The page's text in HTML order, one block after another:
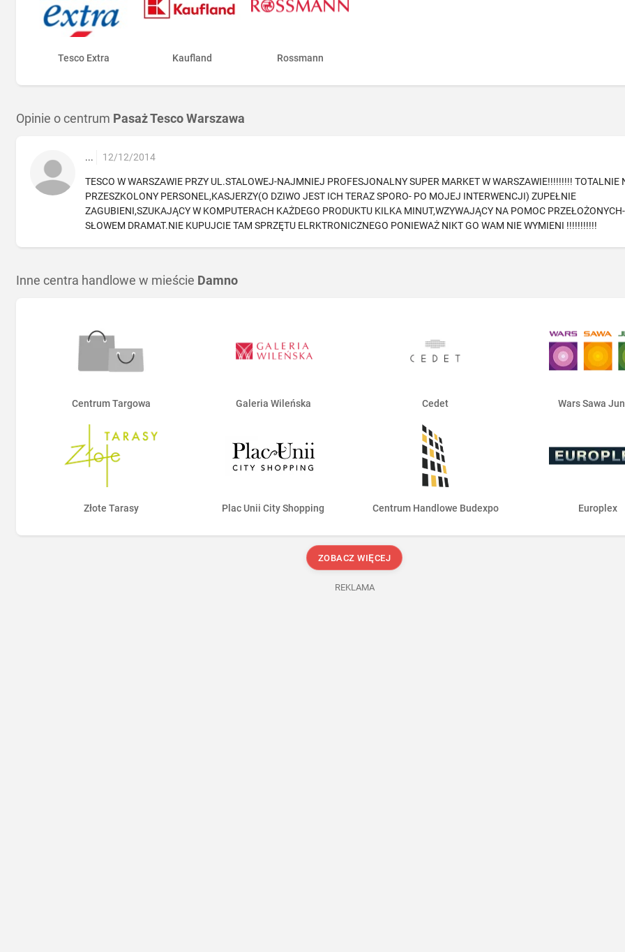
Tesco Extra Kaufland Rossmann
Opinie o centrum Pasaż Tesco Warszawa
... 12/12/2014
TESCO W WARSZAWIE PRZY UL.STALOWEJ-NAJMNIEJ PROFESJONALNY SUPER MARKET W WARSZAWIE!!!!!!!!! TOTALNIE
PRZESZKOLONY PERSONEL,KASJERZY(O DZIWO JEST ICH TERAZ SPORO- PO MOJEJ INTERWENCJI) ZUPEŁNIE
ZAGUBIENI,SZUKAJĄCY W KOMPUTERACH KAŻDEGO PRODUKTU KILKA MINUT,WZYWAJĄCY NA POMOC
SŁOWEM DRAMAT.NIE KUPUJCIE TAM SPRZĘTU ELRKTRONICZNEGO PONIEWAŻ NIKT GO WAM NIE WYMIENI !!!!!!!!!!!
Inne centra handlowe w mieście Damno
Centrum Targowa Galeria Wileńska Cedet Wars Sawa
Złote Tarasy Plac Unii City Shopping Centrum Handlowe Budexpo Europlex
ZOBACZ WIĘCEJ
REKLAMA